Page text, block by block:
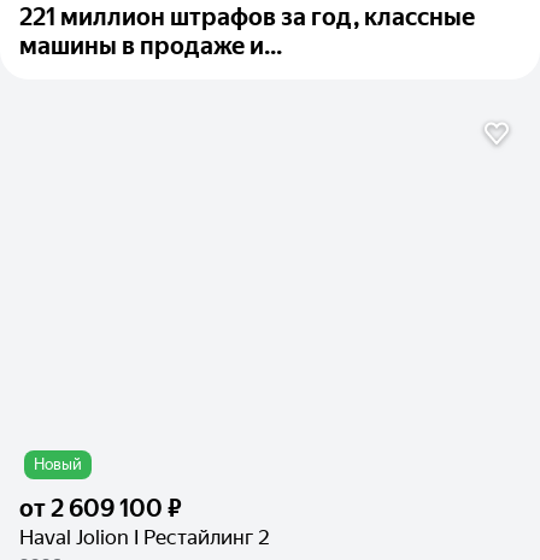
221 миллион штрафов за год, классные
машины в продаже и...
Новый
от2 609 100 ₽
Haval Jolion I Рестайлинг 2